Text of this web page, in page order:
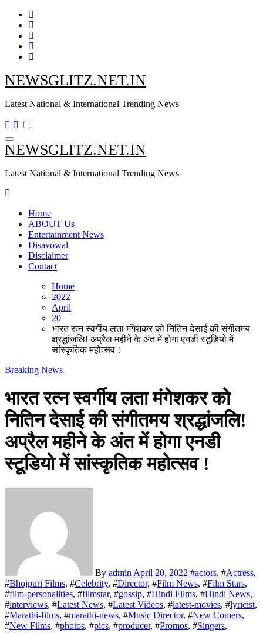
Skip
content
NEWSGLITZ.NET.IN
Latest National & International Trending News
NEWSGLITZ.NET.IN
Latest National & International Trending News
Home
ABOUT Us
Entertainment News
Disavowal
Disclaimer
Contact
Home
2022
April
20
भारत रत्न स्वर्गीय लता मंगेशकर को नितिन देसाई की संगीतमय
श्रद्धांजलि! अप्रैल महीने के अंत में होगा एनडी स्टूडियो में
सांस्कृतिक महोत्सव !
Breaking News
भारत रत्न स्वर्गीय लता मंगेशकर को
नितिन देसाई की संगीतमय श्रद्धांजलि!
अप्रैल महीने के अंत में होगा एनडी
स्टूडियो में सांस्कृतिक महोत्सव !
By admin April 20, 2022 #actors, #Actress,
#Bhojpuri Films, #Celebrity, #Director, #Film News, #Film Stars,
#film-personalities, #filmstar, #gossip, #Hindi Films, #Hindi News,
#interviews, #Latest News, #Latest Videos, #latest-movies, #lyricist,
#Marathi-films, #marathi-news, #Music Director, #New Comers,
#New Films, #photos, #pics, #producer, #Promos, #Singers,